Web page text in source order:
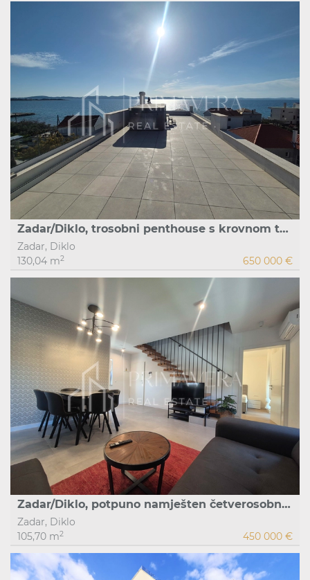
Zadar/Diklo, trosobni penthouse s krovnom terasom
Zadar, Diklo
130,04 m2 650 000 €
Zadar/Diklo, potpuno namješten četverosobni stan s krovnom terasom
Zadar, Diklo
105,70 m2 450 000 €